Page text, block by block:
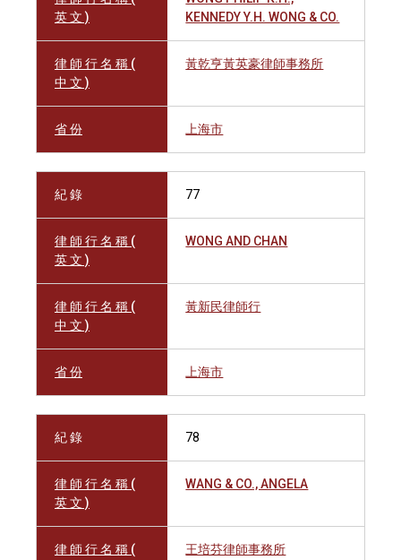
英 文 )
KENNEDY Y.H. WONG & CO.
律 師 行 名 稱 (
中 文 )
黃乾亨黃英豪律師事務所
省 份 上海市
紀 錄 77
律 師 行 名 稱 (
英 文 )
WONG AND CHAN
律 師 行 名 稱 (
中 文 )
黃新民律師行
省 份 上海市
紀 錄 78
律 師 行 名 稱 (
英 文 )
WANG & CO., ANGELA
律 師 行 名 稱 (
王培芬律師事務所